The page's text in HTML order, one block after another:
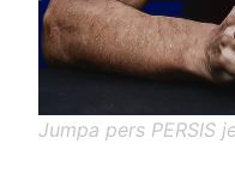
Jumpa pers PERSIS